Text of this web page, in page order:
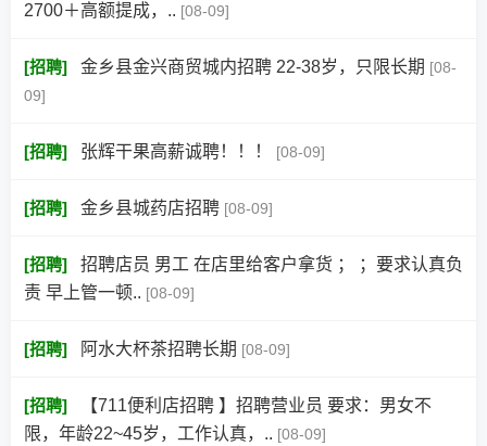
2700＋高额提成，.. [08-09]
[招聘] 金乡县金兴商贸城内招聘 22-38岁，只限长期 [08-
09]
[招聘] 张辉干果高薪诚聘！！！ [08-09]
[招聘] 金乡县城药店招聘 [08-09]
[招聘]
招聘店员 男工 在店里给客户拿货 ； ；要求认真负
责 早上管一顿.. [08-09]
[招聘] 阿水大杯茶招聘长期 [08-09]
[招聘]
【711便利店招聘 】招聘营业员 要求：男女不
限，年龄22~45岁，工作认真，.. [08-09]